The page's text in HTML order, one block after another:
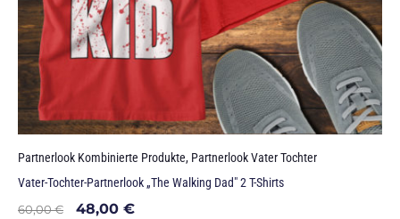
Partnerlook Kombinierte Produkte, Partnerlook Vater Tochter
Vater-Tochter-Partnerlook „The Walking Dad" 2 T-Shirts
60,00€ 48,00 €